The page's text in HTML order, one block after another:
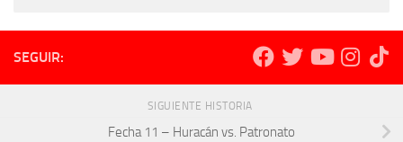
SEGUIR:
SIGUIENTE HISTORIA
Fecha 11 – Huracán vs. Patronato